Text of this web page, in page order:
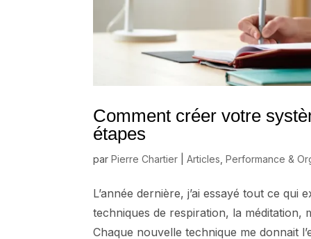
Comment créer votre
étapes
parPierre Chartier |Articles ,Performance &
L’année dernière, j’ai essayé tout ce
techniques de respiration, la méditation,
Chaque nouvelle technique me donnait